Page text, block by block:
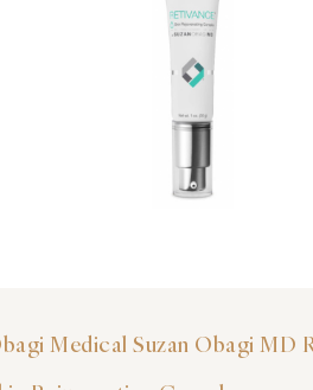
Medical Suzan Obagi MD